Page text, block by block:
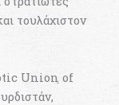
τουλάχιστον
Union of